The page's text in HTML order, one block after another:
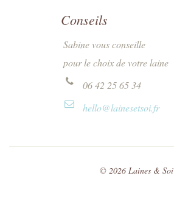
© 2026Laines & Soi
Conseils
Sabine vous conseille
pour le choix de votre laine
06 42 25 65 34
hello@lainesetsoi.fr